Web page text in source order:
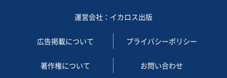
運営会社：イカロス出版
広告掲載について プライバシーポリシー
著作権について お問い合わせ